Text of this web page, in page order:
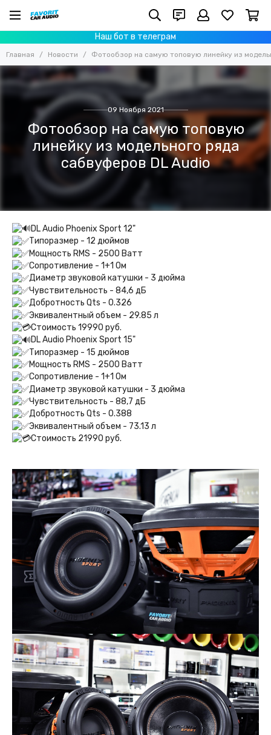
Наш бот в телеграм
Главная Новости Фотообзор на самую топовую линейку из
09 Ноября 2021
Фотообзор на самую топовую
линейку из модельного ряда
сабвуферов DL Audio
DL Audio Phoenix Sport 12"
Типоразмер - 12 дюймов
Мощность RMS - 2500 Ватт
Сопротивление - 1+1 Ом
Диаметр звуковой катушки - 3 дюйма
Чувствительность - 84,6 дБ
Добротность Qts - 0.326
Эквивалентный объем - 29.85 л
Стоимость 19990 руб.
DL Audio Phoenix Sport 15"
Типоразмер - 15 дюймов
Мощность RMS - 2500 Ватт
Сопротивление - 1+1 Ом
Диаметр звуковой катушки - 3 дюйма
Чувствительность - 88,7 дБ
Добротность Qts - 0.388
Эквивалентный объем - 73.13 л
Стоимость 21990 руб.